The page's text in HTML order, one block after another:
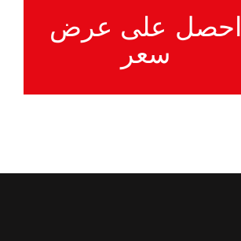
احصل على عرض
سعر